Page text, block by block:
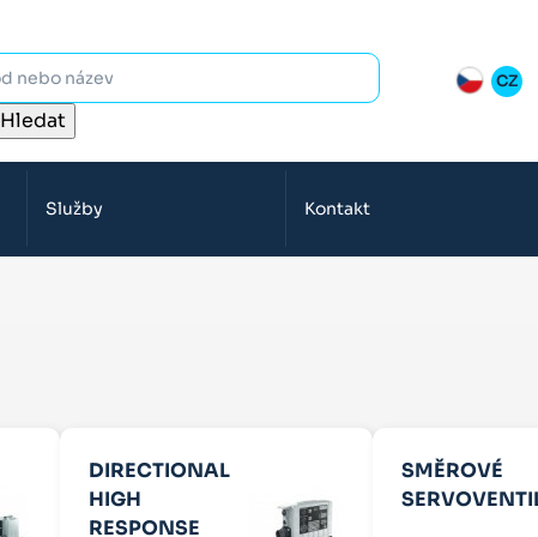
Hledat
CZ
Služby Kontakt
DIRECTIONAL
HIGH
RESPONSE
SMĚROVÉ